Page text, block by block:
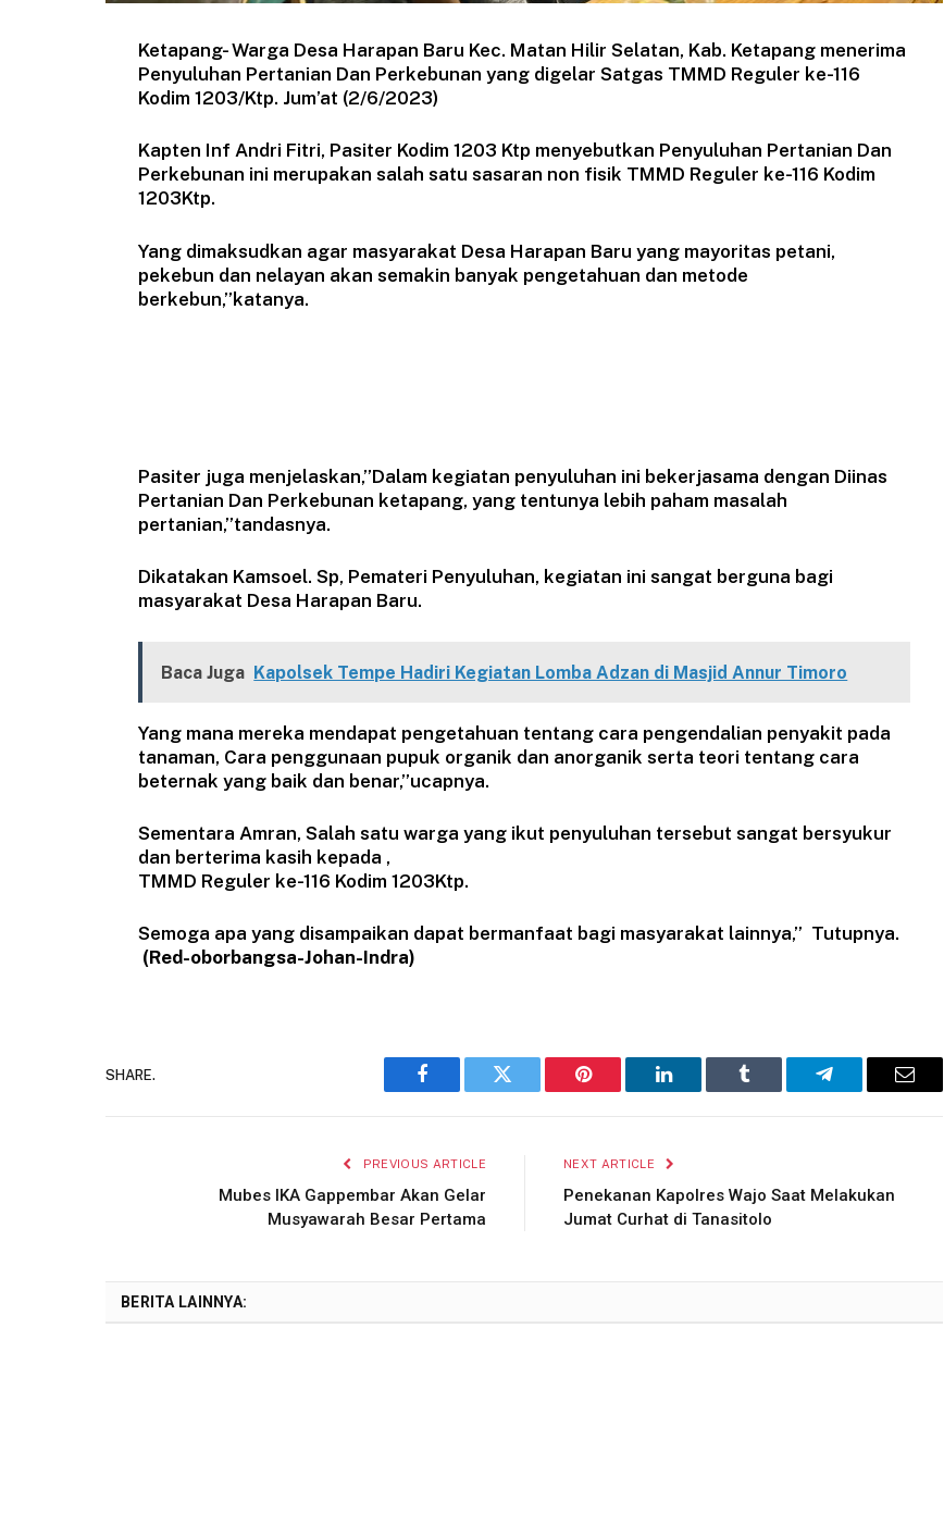
Ketapang- Warga Desa Harapan Baru Kec. Matan Hilir Selatan, Kab. Ketapang menerima
Penyuluhan Pertanian Dan Perkebunan yang digelar Satgas TMMD Reguler ke-116
Kodim 1203/Ktp. Jum’at (2/6/2023)
Kapten Inf Andri Fitri, Pasiter Kodim 1203 Ktp menyebutkan Penyuluhan Pertanian Dan
Perkebunan ini merupakan salah satu sasaran non fisik TMMD Reguler ke-116 Kodim
1203Ktp.
Yang dimaksudkan agar masyarakat Desa Harapan Baru yang mayoritas petani,
pekebun dan nelayan akan semakin banyak pengetahuan dan metode
berkebun,”katanya.
Pasiter juga menjelaskan,”Dalam kegiatan penyuluhan ini bekerjasama dengan Diinas
Pertanian Dan Perkebunan ketapang, yang tentunya lebih paham masalah
pertanian,”tandasnya.
Dikatakan Kamsoel. Sp, Pemateri Penyuluhan, kegiatan ini sangat berguna bagi
masyarakat Desa Harapan Baru.
Baca Juga Kapolsek Tempe Hadiri Kegiatan Lomba Adzan di Masjid Annur Timoro
Yang mana mereka mendapat pengetahuan tentang cara pengendalian penyakit pada
tanaman, Cara penggunaan pupuk organik dan anorganik serta teori tentang cara
beternak yang baik dan benar,”ucapnya.
Sementara Amran, Salah satu warga yang ikut penyuluhan tersebut sangat bersyukur
dan berterima kasih kepada ,
TMMD Reguler ke-116 Kodim 1203Ktp.
Semoga apa yang disampaikan dapat bermanfaat bagi masyarakat lainnya,” Tutupnya.
(Red-oborbangsa-Johan-Indra)
SHARE.
Facebook Twitter Pinterest LinkedIn Tumblr Telegram Email
PREVIOUS ARTICLE
Mubes IKA Gappembar Akan Gelar
Musyawarah Besar Pertama
NEXT ARTICLE
Penekanan Kapolres Wajo Saat Melakukan
Jumat Curhat di Tanasitolo
BERITA LAINNYA: